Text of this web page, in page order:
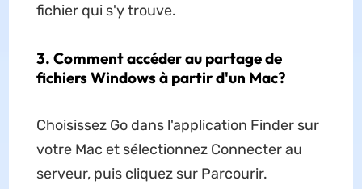
fichier qui s'y trouve.
3. Comment accéder au partage de
fichiers Windows à partir d'un Mac?
Choisissez Go dans l'application Finder sur
votre Mac et sélectionnez Connecter au
serveur, puis cliquez sur Parcourir.